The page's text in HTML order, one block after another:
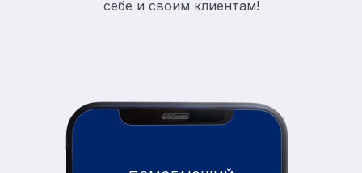
себе и своим клиентам!